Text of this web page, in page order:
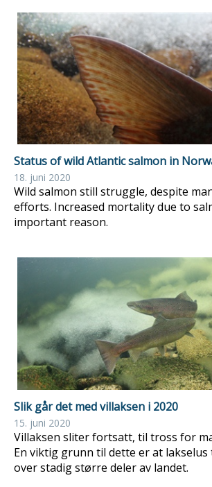
Status of wild Atlantic salmon in
18. juni 2020
Wild salmon still struggle, despite
efforts. Increased mortality due to
important reason.
Slik går det med villaksen i 2020
15. juni 2020
Villaksen sliter fortsatt, til tross for
En viktig grunn til dette er at
over stadig større deler av landet.